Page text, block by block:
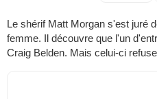
Le shérif Matt Morgan s'est juré
femme. Il découvre que l'un
Craig Belden. Mais celui-ci